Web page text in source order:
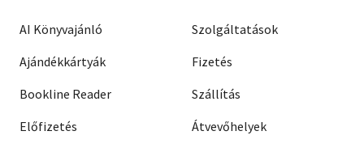
AI Könyvajánló
Ajándékkártyák
Bookline Reader
Előfizetés
Szolgáltatások
Fizetés
Szállítás
Átvevőhelyek